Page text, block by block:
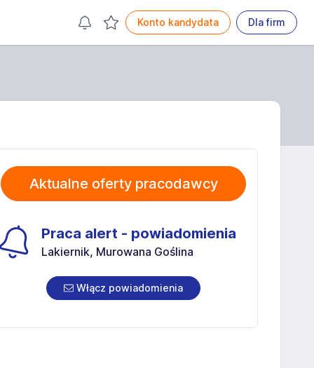
Konto kandydata Dla firm
Aktualne oferty pracodawcy
Praca alert - powiadomienia
Lakiernik, Murowana Goślina
Włącz powiadomienia